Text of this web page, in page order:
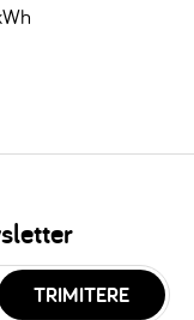
TRIMITERE